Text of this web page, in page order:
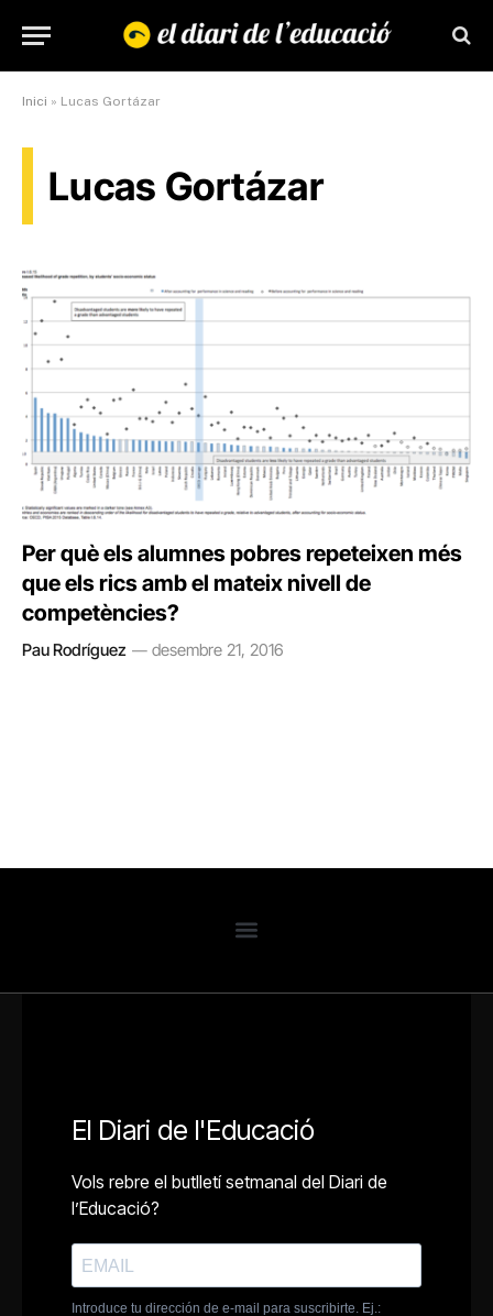
Inici » Lucas Gortázar
Lucas Gortázar
Per què els alumnes pobres repeteixen més
que els rics amb el mateix nivell de
competències?
Pau Rodríguez desembre 21, 2016